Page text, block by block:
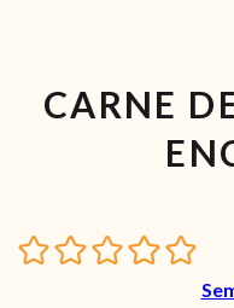
CARNE